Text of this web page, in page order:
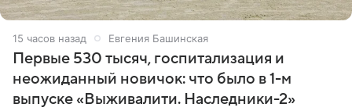
15 часов назад Евгения Башинская
Первые 530 тысяч, госпитализация и
неожиданный новичок: что было в 1-м
выпуске «Выживалити. Наследники-2»